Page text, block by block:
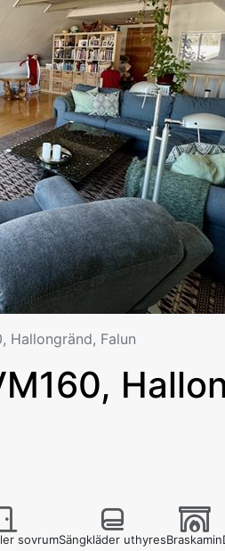
Hallongränd, Falun
sovrumSängkläder uthyresBraskamin